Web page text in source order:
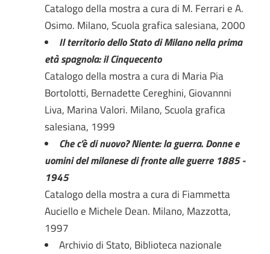
Catalogo della mostra a cura di M. Ferrari e A.
Osimo. Milano, Scuola grafica salesiana, 2000
Il territorio dello Stato di Milano nella prima
età spagnola: il Cinquecento
Catalogo della mostra a cura di Maria Pia
Bortolotti, Bernadette Cereghini, Giovannni
Liva, Marina Valori. Milano, Scuola grafica
salesiana, 1999
Che c'è di nuovo? Niente: la guerra. Donne e
uomini del milanese di fronte alle guerre 1885 -
1945
Catalogo della mostra a cura di Fiammetta
Auciello e Michele Dean. Milano, Mazzotta,
1997
Archivio di Stato, Biblioteca nazionale